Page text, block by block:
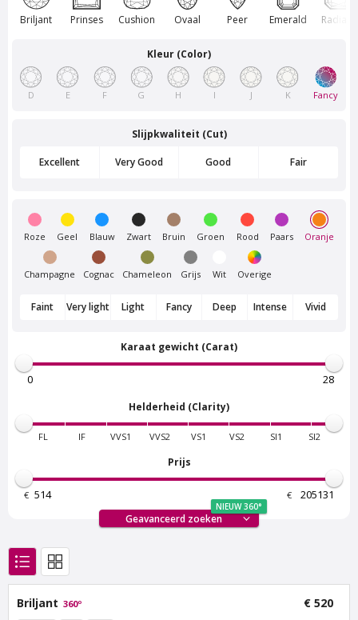
Frankendael
€ 500
excl. BTW
€ 500
Van Amstel
Beatrixpark
Van Amstel Amstelpark
€ 500excl. BTW
Van Amstel Bosbaan
Buitenveldert
Briljant Prinses Cushion Ovaal Peer Emerald Radiant
Kleur (Color)
D E F G H I J K Fancy
Slijpkwaliteit (Cut)
Excellent Very Good Good Fair
Roze Geel Blauw Zwart Bruin Groen Rood Paars Oranje
Champagne Cognac Chameleon Grijs Wit Overige
Faint Very light Light Fancy Deep Intense Vivid
Karaat gewicht (Carat)
Helderheid (Clarity)
FL IF VVS1 VVS2 VS1 VS2 SI1 SI2
Prijs
€ €
Geavanceerd zoeken
NIEUW 360°
Briljant 360º € 520